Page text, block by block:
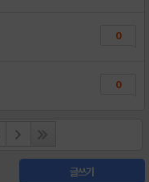
0
0
글쓰기